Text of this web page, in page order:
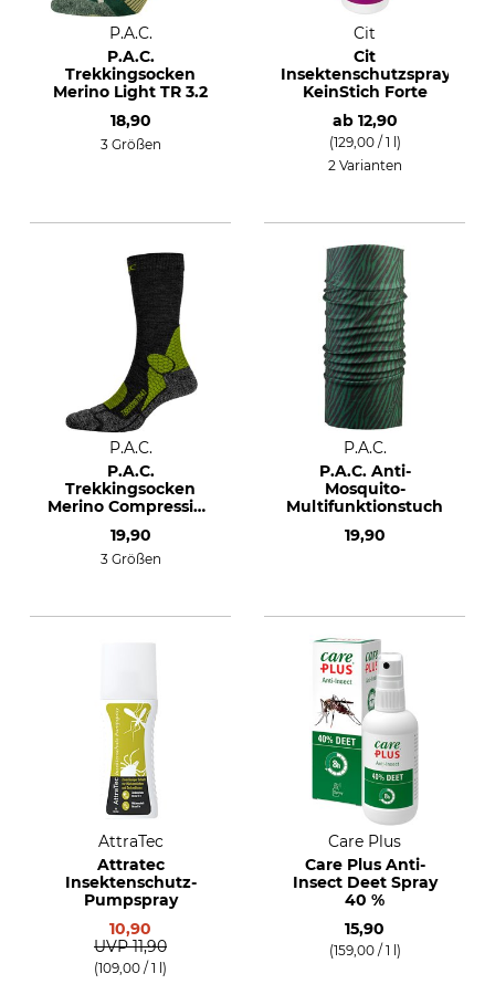
P.A.C.
P.A.C.
Trekkingsocken
Merino Light TR 3.2
18,90
3 Größen
Cit
Cit
Insektenschutzspray
KeinStich Forte
ab 12,90
(129,00 / 1 l)
2 Varianten
P.A.C.
P.A.C.
Trekkingsocken
Merino Compression
19,90
3 Größen
P.A.C.
P.A.C. Anti-
Mosquito-
Multifunktionstuch
19,90
AttraTec
Attratec
Insektenschutz-
Pumpspray
10,90
UVP 11,90
(109,00 / 1 l)
Care Plus
Care Plus Anti-
Insect Deet Spray
40 %
15,90
(159,00 / 1 l)